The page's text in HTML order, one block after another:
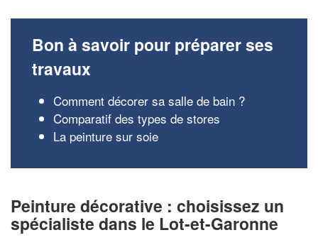
Bon à savoir pour préparer ses
travaux
Comment décorer sa salle de bain ?
Comparatif des types de stores
La peinture sur soie
Peinture décorative : choisissez un
spécialiste dans le Lot-et-Garonne